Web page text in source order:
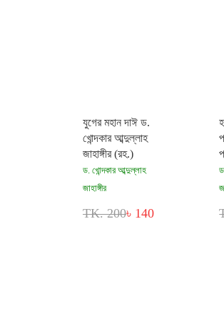
যুগের মহান দাঈ ড.
খোন্দকার আব্দুল্লাহ
জাহাঙ্গীর (রহ.)
ড. খোন্দকার আব্দুল্লাহ
জাহাঙ্গীর
TK. 200৳ 140